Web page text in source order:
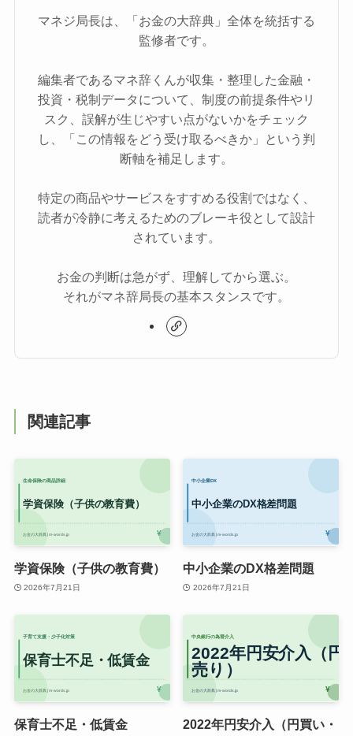
マネジ局長は、「お金の大辞典」全体を統括する
監修者です。
編集者であるマネ辞くんが収集・整理した金融・
投資・税制データについて、制度の前提条件やリ
スク、誤解が生じやすい点がないかをチェック
し、「この情報をどう受け取るべきか」という判
断軸を補足します。
特定の商品やサービスをすすめる役割ではなく、
読者が冷静に考えるためのブレーキ役として設計
されています。
お金の判断は急がず、理解してから選ぶ。
それがマネ辞局長の基本スタンスです。
関連記事
学資保険（子供の教育費）
2026年7月21日
中小企業のDX格差問題
2026年7月21日
保育士不足・低賃金 2022年円安介入（円買い・